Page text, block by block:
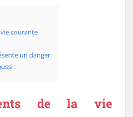
courante
un danger
:
de la vie